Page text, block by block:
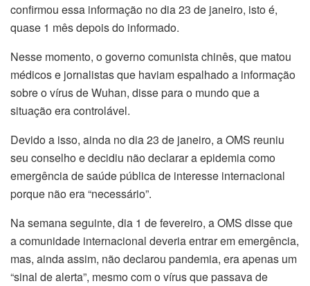
confirmou essa informação no dia 23 de janeiro, isto é,
quase 1 mês depois do informado.
Nesse momento, o governo comunista chinês, que matou
médicos e jornalistas que haviam espalhado a informação
sobre o vírus de Wuhan, disse para o mundo que a
situação era controlável.
Devido a isso, ainda no dia 23 de janeiro, a OMS reuniu
seu conselho e decidiu não declarar a epidemia como
emergência de saúde pública de interesse internacional
porque não era “necessário”.
Na semana seguinte, dia 1 de fevereiro, a OMS disse que
a comunidade internacional deveria entrar em emergência,
mas, ainda assim, não declarou pandemia, era apenas um
“sinal de alerta”, mesmo com o vírus que passava de